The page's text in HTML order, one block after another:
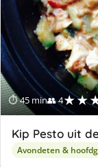
⏱ 45 min👥 4
Kip Pesto uit
Avondeten &